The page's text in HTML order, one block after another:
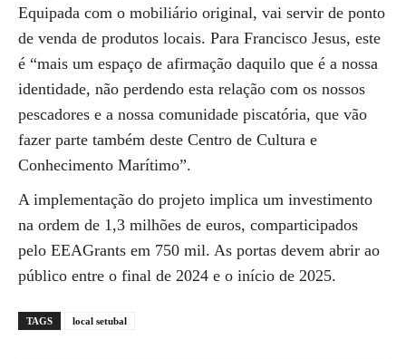
Equipada com o mobiliário original, vai servir de ponto
de venda de produtos locais. Para Francisco Jesus, este
é “mais um espaço de afirmação daquilo que é a nossa
identidade, não perdendo esta relação com os nossos
pescadores e a nossa comunidade piscatória, que vão
fazer parte também deste Centro de Cultura e
Conhecimento Marítimo”.
A implementação do projeto implica um investimento
na ordem de 1,3 milhões de euros, comparticipados
pelo EEAGrants em 750 mil. As portas devem abrir ao
público entre o final de 2024 e o início de 2025.
TAGS local setubal